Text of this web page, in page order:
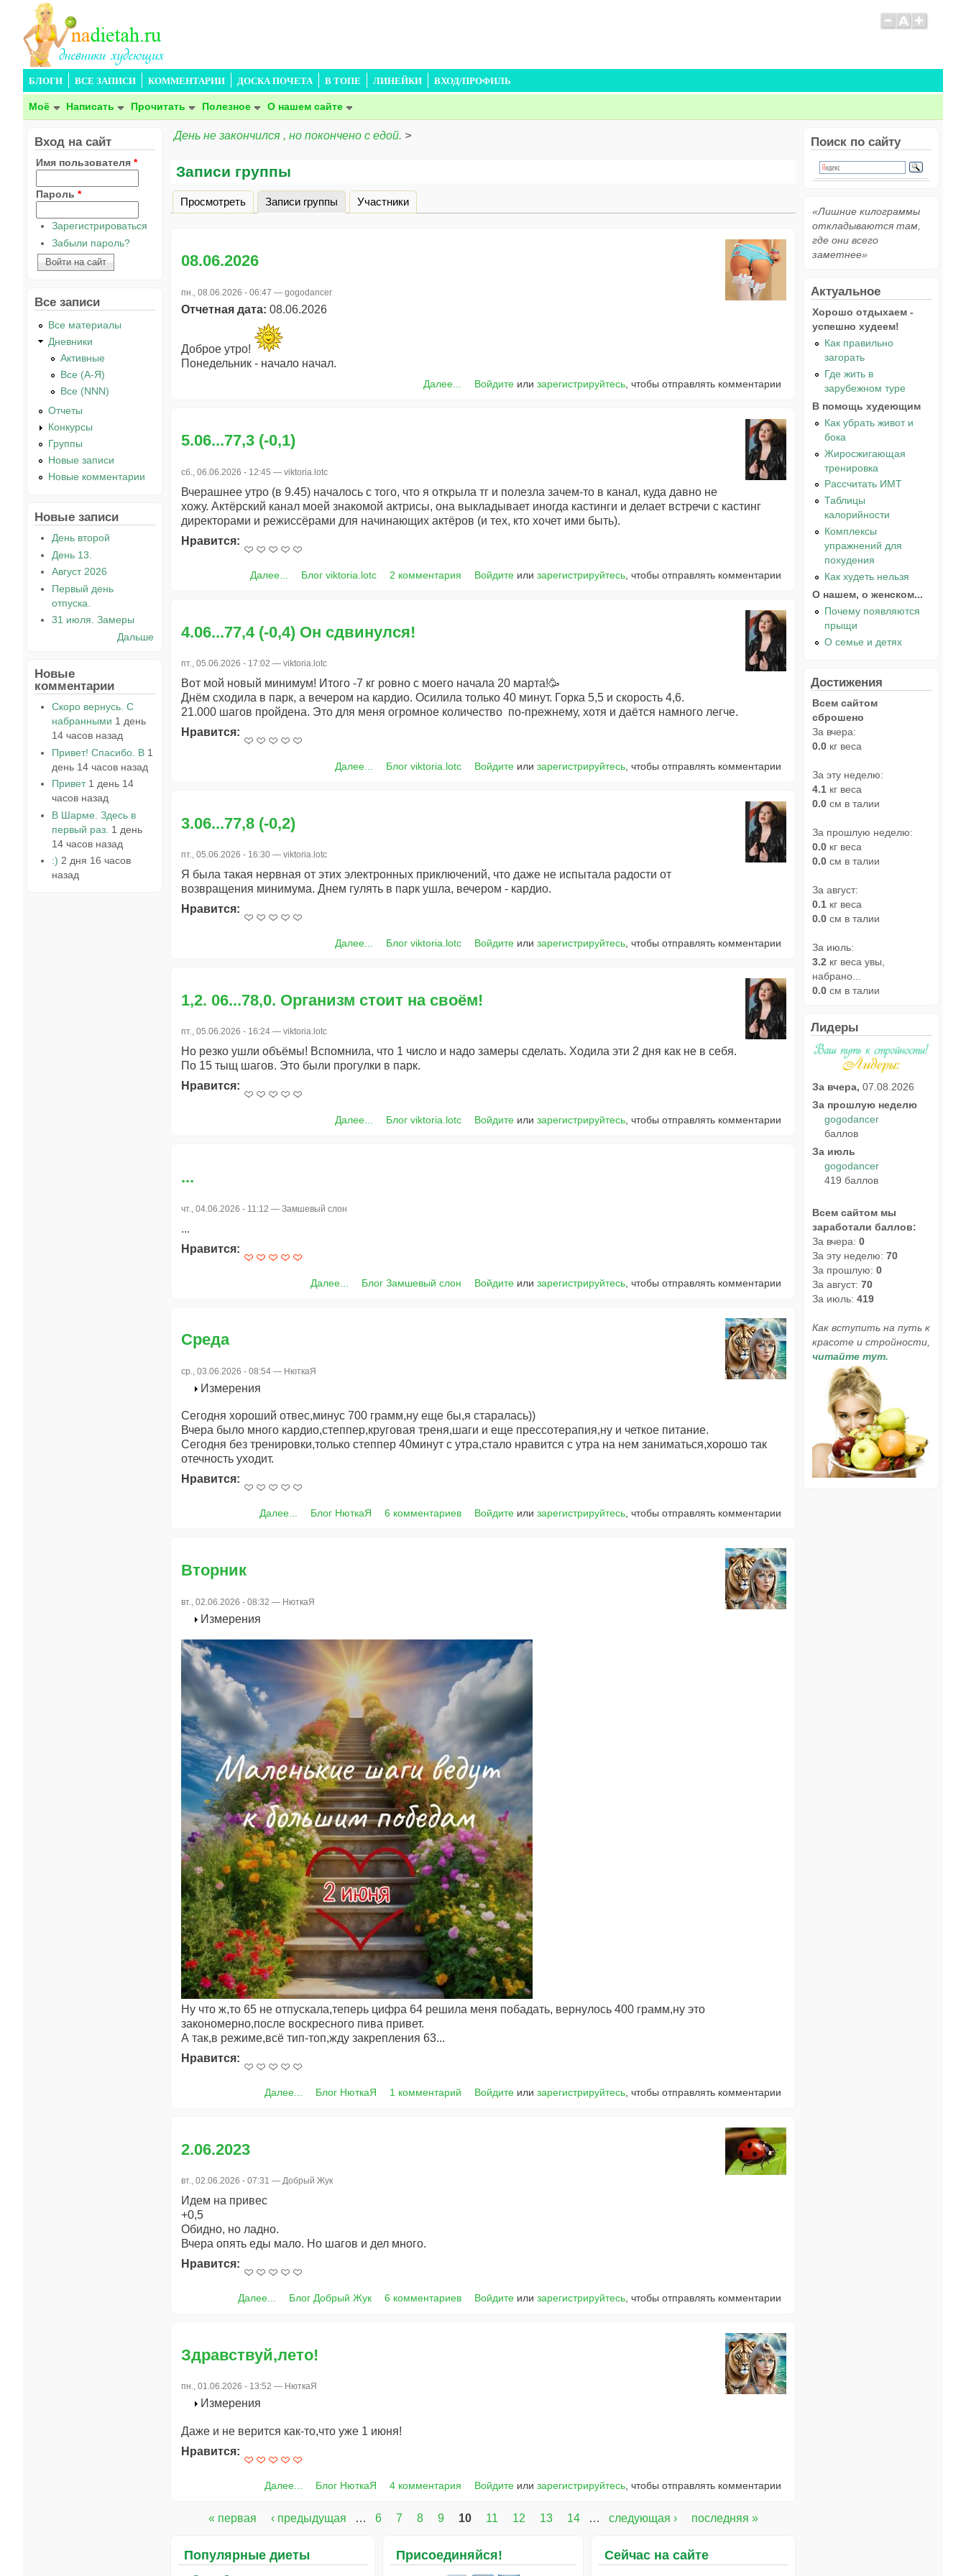
БЛОГИ ВСЕ ЗАПИСИ КОММЕНТАРИИ ДОСКА ПОЧЕТА В ТОПЕ ЛИНЕЙКИ ВХОД/ПРОФИЛЬ
Моё Написать Прочитать Полезное О нашем сайте
День не закончился , но покончено с едой. >
Записи группы
Главные вкладки
Просмотреть Записи группы (активная вкладка)
Участники
08.06.2026
пн., 08.06.2026 - 06:47 — gogodancer
Отчетная дата: 08.06.2026
Доброе утро!
Понедельник - начало начал.
Далее... Войдите илизарегистрируйтесь , чтобы отправлять комментарии
5.06...77,3 (-0,1)
сб., 06.06.2026 - 12:45 — viktoria.lotc
Вчерашнее утро (в 9.45) началось с того, что я открыла тг и полезла зачем-то в канал, куда давно не
хожу. Актёрский канал моей знакомой актрисы, она выкладывает иногда кастинги и делает встречи с кастинг
директорами и режиссёрами для начинающих актёров (и тех, кто хочет ими быть).
Нравится:
Далее... Блог viktoria.lotc 2 комментария Войдите илизарегистрируйтесь , чтобы отправлять комментарии
4.06...77,4 (-0,4) Он сдвинулся!
пт., 05.06.2026 - 17:02 — viktoria.lotc
Вот мой новый минимум! Итого -7 кг ровно с моего начала 20 марта!🥳
Днём сходила в парк, а вечером на кардио. Осилила только 40 минут. Горка 5,5 и скорость 4,6.
21.000 шагов пройдена. Это для меня огромное количество по-прежнему, хотя и даётся намного легче.
Нравится:
Далее... Блог viktoria.lotc Войдите илизарегистрируйтесь , чтобы отправлять комментарии
3.06...77,8 (-0,2)
пт., 05.06.2026 - 16:30 — viktoria.lotc
Я была такая нервная от этих электронных приключений, что даже не испытала радости от
возвращения минимума. Днем гулять в парк ушла, вечером - кардио.
Нравится:
Далее... Блог viktoria.lotc Войдите илизарегистрируйтесь, чтобы отправлять комментарии
1,2. 06...78,0. Организм стоит на своём!
пт., 05.06.2026 - 16:24 — viktoria.lotc
Но резко ушли объёмы! Вспомнила, что 1 число и надо замеры сделать. Ходила эти 2 дня как не в себя.
По 15 тыщ шагов. Это были прогулки в парк.
Нравится:
Далее... Блог viktoria.lotc Войдите илизарегистрируйтесь, чтобы отправлять комментарии
...
чт., 04.06.2026 - 11:12 — Замшевый слон
...
Нравится:
Далее... Блог Замшевый слон Войдите илизарегистрируйтесь , чтобы отправлять комментарии
Среда
ср., 03.06.2026 - 08:54 — НюткаЯ
Измерения
Сегодня хороший отвес,минус 700 грамм,ну еще бы,я старалась))
Вчера было много кардио,степпер,круговая треня,шаги и еще прессотерапия,ну и четкое питание.
Сегодня без тренировки,только степпер 40минут с утра,стало нравится с утра на нем заниматься,хорошо так
отечность уходит.
Нравится:
Далее... Блог НюткаЯ 6 комментариев Войдите илизарегистрируйтесь, чтобы отправлять комментарии
Вторник
вт., 02.06.2026 - 08:32 — НюткаЯ
Измерения
Ну что ж,то 65 не отпускала,теперь цифра 64 решила меня побадать, вернулось 400 грамм,ну это
закономерно,после воскресного пива привет.
А так,в режиме,всё тип-топ,жду закрепления 63...
Нравится:
Далее... Блог НюткаЯ 1 комментарий Войдите илизарегистрируйтесь , чтобы отправлять комментарии
2.06.2023
вт., 02.06.2026 - 07:31 — Добрый Жук
Идем на привес
+0,5
Обидно, но ладно.
Вчера опять еды мало. Но шагов и дел много.
Нравится:
Далее... Блог Добрый Жук 6 комментариев Войдите илизарегистрируйтесь, чтобы отправлять комментарии
Здравствуй,лето!
пн., 01.06.2026 - 13:52 — НюткаЯ
Измерения
Даже и не верится как-то,что уже 1 июня!
Нравится:
Далее... Блог НюткаЯ 4 комментария Войдите илизарегистрируйтесь , чтобы отправлять комментарии
« первая ‹ предыдущая … 6 7 8 9 10 11 12 13 14 … следующая › последняя »
Популярные диеты Присоединяйся! Сейчас на сайте
Вход на сайт
Имя пользователя *
Пароль *
Зарегистрироваться
Забыли пароль?
Все записи
Все материалы
Дневники
Активные
Все (А-Я)
Все (NNN)
Отчеты
Конкурсы
Группы
Новые записи
Новые комментарии
Новые записи
День второй
День 13.
Август 2026
Первый день
отпуска.
31 июля. Замеры
Дальше
Новые
комментарии
Скоро вернусь. С
набранными 1 день
14 часов назад
Привет! Спасибо. В 1
день 14 часов назад
Привет 1 день 14
часов назад
В Шарме. Здесь в
первый раз. 1 день
14 часов назад
:) 2 дня 16 часов
назад
Поиск по сайту
«Лишние килограммы
откладываются там,
где они всего
заметнее»
Актуальное
Хорошо отдыхаем -
успешно худеем!
Как правильно
загорать
Где жить в
зарубежном туре
В помощь худеющим
Как убрать живот и
бока
Жиросжигающая
тренировка
Рассчитать ИМТ
Таблицы
калорийности
Комплексы
упражнений для
похудения
Как худеть нельзя
О нашем, о женском...
Почему появляются
прыщи
О семье и детях
Достижения
Всем сайтом
сброшено
За вчера:
0.0 кг веса
За эту неделю:
4.1 кг веса
0.0 см в талии
За прошлую неделю:
0.0 кг веса
0.0 см в талии
За август:
0.1 кг веса
0.0 см в талии
За июль:
3.2 кг веса увы,
набрано...
0.0 см в талии
Лидеры
За вчера, 07.08.2026
За прошлую неделю
gogodancer
баллов
За июль
gogodancer
419 баллов
Всем сайтом мы
заработали баллов:
За вчера: 0
За эту неделю: 70
За прошлую: 0
За август: 70
За июль: 419
Как вступить на путь к
красоте и стройности,
читайте тут.